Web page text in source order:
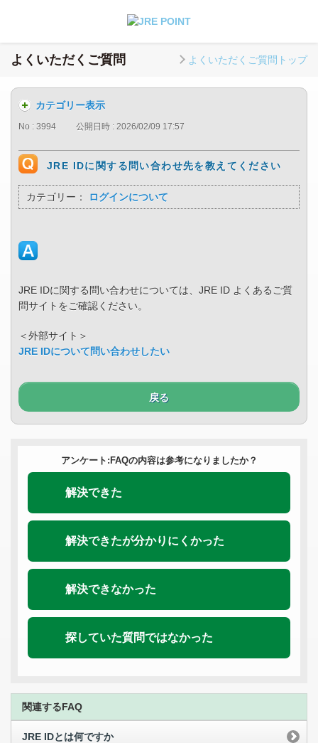
よくいただくご質問 よくいただくご質問トップ
カテゴリー表示
No : 3994 公開日時 : 2026/02/09 17:57
JRE IDに関する問い合わせ先を教えてください
カテゴリー： ログインについて
JRE IDに関する問い合わせについては、JRE ID よくあるご質
問サイトをご確認ください。
＜外部サイト＞
JRE IDについて問い合わせしたい
戻る
アンケート:FAQの内容は参考になりましたか？
解決できた
解決できたが分かりにくかった
解決できなかった
探していた質問ではなかった
関連するFAQ
JRE IDとは何ですか